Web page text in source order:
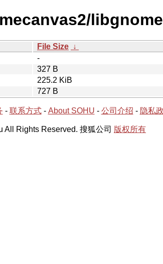
File Size ↓
-
327 B
225.2 KiB
727 B
- 联系方式- About SOHU - 公司介绍 - 隐私
Rights Reserved. 搜狐公司 版权所有